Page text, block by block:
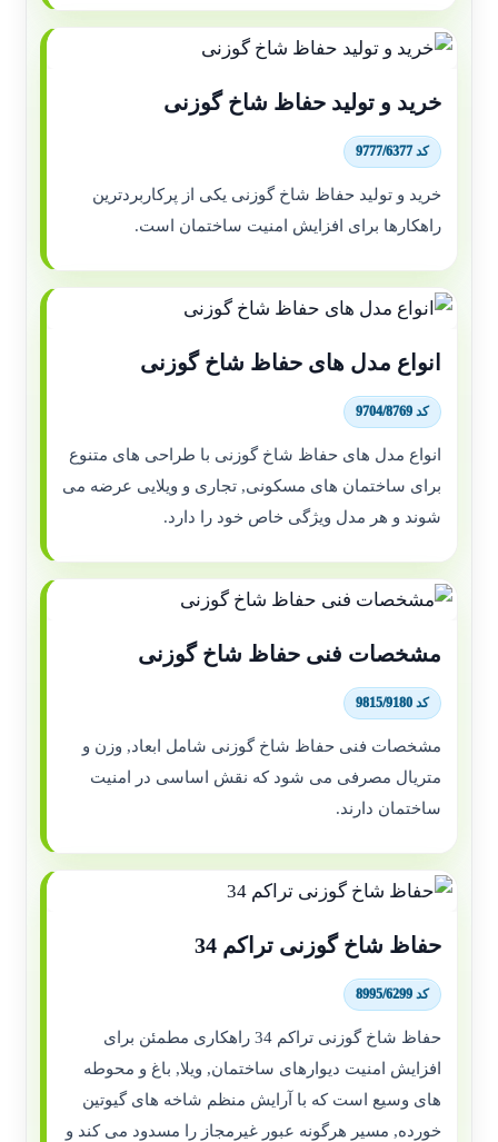
خرید و تولید حفاظ شاخ گوزنی
کد 9777/6377
خرید و تولید حفاظ شاخ گوزنی یکی از پرکاربردترین
راهکارها برای افزایش امنیت ساختمان است.
انواع مدل های حفاظ شاخ گوزنی
کد 9704/8769
انواع مدل های حفاظ شاخ گوزنی با طراحی های متنوع
برای ساختمان های مسکونی, تجاری و ویلایی عرضه می
شوند و هر مدل ویژگی خاص خود را دارد.
مشخصات فنی حفاظ شاخ گوزنی
کد 9815/9180
مشخصات فنی حفاظ شاخ گوزنی شامل ابعاد, وزن و
متریال مصرفی می شود که نقش اساسی در امنیت
ساختمان دارند.
حفاظ شاخ گوزنی تراکم 34
کد 8995/6299
حفاظ شاخ گوزنی تراکم 34 راهکاری مطمئن برای
افزایش امنیت دیوارهای ساختمان, ویلا, باغ و محوطه
های وسیع است که با آرایش منظم شاخه های گیوتین
خورده, مسیر هرگونه عبور غیرمجاز را مسدود می کند و